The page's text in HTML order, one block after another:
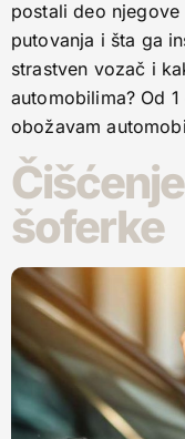
postali deo
putovanja i šta ga
strastven vozač i
automobilima? Od
obožavam
šoferke